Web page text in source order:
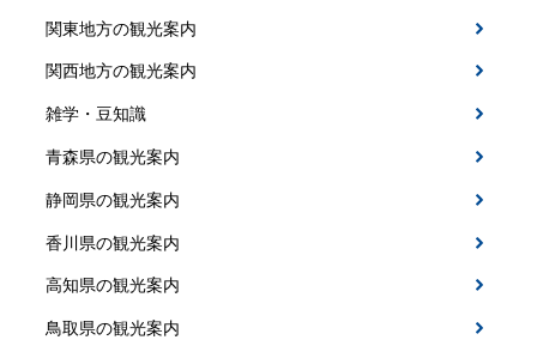
関東地方の観光案内
関西地方の観光案内
雑学・豆知識
青森県の観光案内
静岡県の観光案内
香川県の観光案内
高知県の観光案内
鳥取県の観光案内